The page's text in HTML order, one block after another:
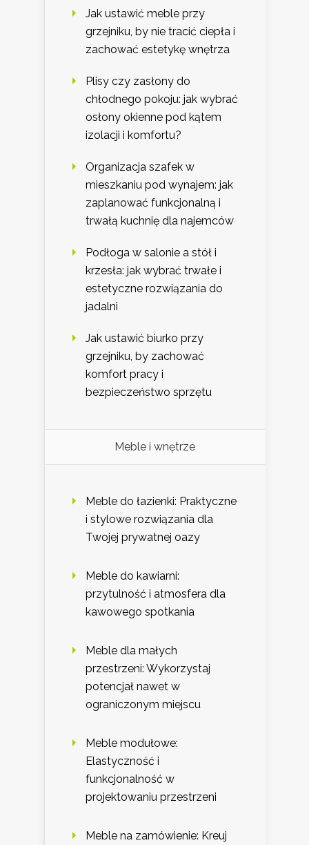
Jak ustawić meble przy
grzejniku, by nie tracić ciepła i
zachować estetykę wnętrza
Plisy czy zasłony do
chłodnego pokoju: jak wybrać
osłony okienne pod kątem
izolacji i komfortu?
Organizacja szafek w
mieszkaniu pod wynajem: jak
zaplanować funkcjonalną i
trwałą kuchnię dla najemców
Podłoga w salonie a stół i
krzesła: jak wybrać trwałe i
estetyczne rozwiązania do
jadalni
Jak ustawić biurko przy
grzejniku, by zachować
komfort pracy i
bezpieczeństwo sprzętu
Meble i wnętrze
Meble do łazienki: Praktyczne
i stylowe rozwiązania dla
Twojej prywatnej oazy
Meble do kawiarni:
przytulność i atmosfera dla
kawowego spotkania
Meble dla małych
przestrzeni: Wykorzystaj
potencjał nawet w
ograniczonym miejscu
Meble modułowe:
Elastyczność i
funkcjonalność w
projektowaniu przestrzeni
Meble na zamówienie: Kreuj